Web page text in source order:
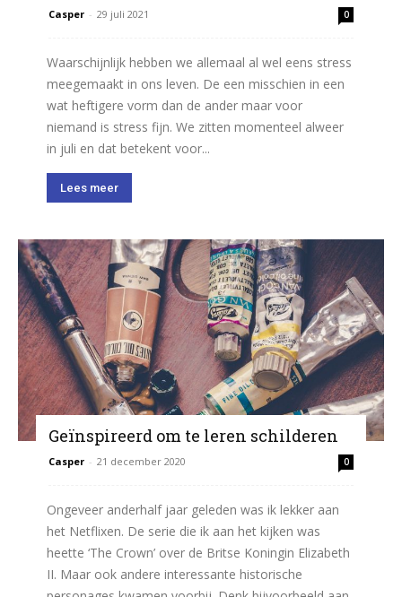
Casper - 29 juli 2021 0
Waarschijnlijk hebben we allemaal al wel eens stress
meegemaakt in ons leven. De een misschien in een
wat heftigere vorm dan de ander maar voor
niemand is stress fijn. We zitten momenteel alweer
in juli en dat betekent voor...
Lees meer
Geïnspireerd om te leren schilderen
Casper - 21 december 2020 0
Ongeveer anderhalf jaar geleden was ik lekker aan
het Netflixen. De serie die ik aan het kijken was
heette ‘The Crown’ over de Britse Koningin Elizabeth
II. Maar ook andere interessante historische